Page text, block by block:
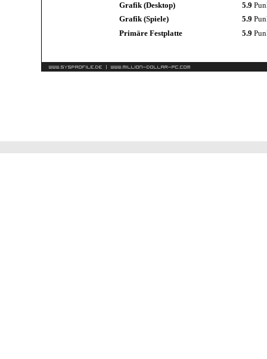
Grafik (Desktop)
5.9
Grafik (Spiele)
5.9
Primäre Festplatte
5.9